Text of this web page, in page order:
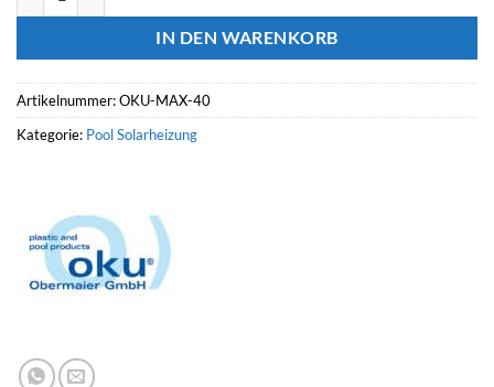
IN DEN WARENKORB
Artikelnummer:OKU-MAX-40
Kategorie: Pool Solarheizung